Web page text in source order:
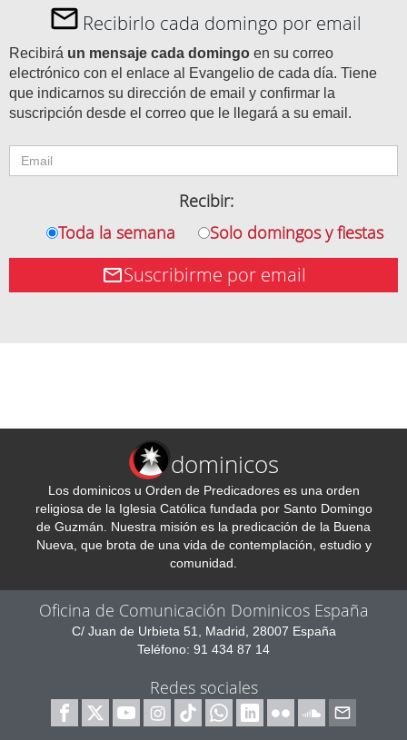
Recibirlo cada domingo por email
Recibirá un mensaje cada domingo en su correo
electrónico con el enlace al Evangelio de cada día. Tiene
que indicarnos su dirección de email y confirmar la
suscripción desde el correo que le llegará a su email.
Recibir:
Toda la semana
Solo domingos y fiestas
Suscribirme por email
dominicos
Los dominicos u Orden de Predicadores es una orden
religiosa de la Iglesia Católica fundada por Santo Domingo
de Guzmán. Nuestra misión es la predicación de la Buena
Nueva, que brota de una vida de contemplación, estudio y
comunidad.
Oficina de Comunicación Dominicos España
C/ Juan de Urbieta 51, Madrid, 28007 España
Teléfono: 91 434 87 14
Redes sociales